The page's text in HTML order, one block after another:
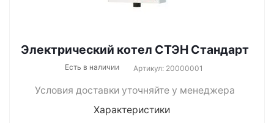
Электрический котел СТЭН Стандарт
Есть в наличии Артикул: 20000001
Условия доставки уточняйте у менеджера
Характеристики